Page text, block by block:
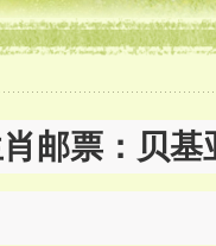
邮票：贝基